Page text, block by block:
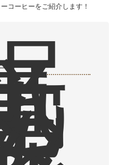
コーヒーをご紹介します！